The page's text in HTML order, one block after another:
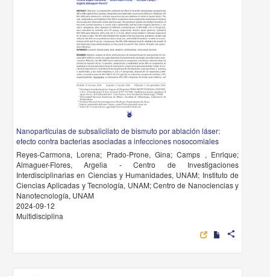
Nanopartículas de subsalicilato de bismuto por ablación láser:
efecto contra bacterias asociadas a infecciones nosocomiales
Reyes-Carmona, Lorena; Prado-Prone, Gina; Camps , Enrique;
Almaguer-Flores, Argelia - Centro de Investigaciones
Interdisciplinarias en Ciencias y Humanidades, UNAM; Instituto de
Ciencias Aplicadas y Tecnología, UNAM; Centro de Nanociencias y
Nanotecnología, UNAM
2024-09-12
Multidisciplina
share